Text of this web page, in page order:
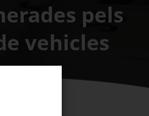
pels
vehicles